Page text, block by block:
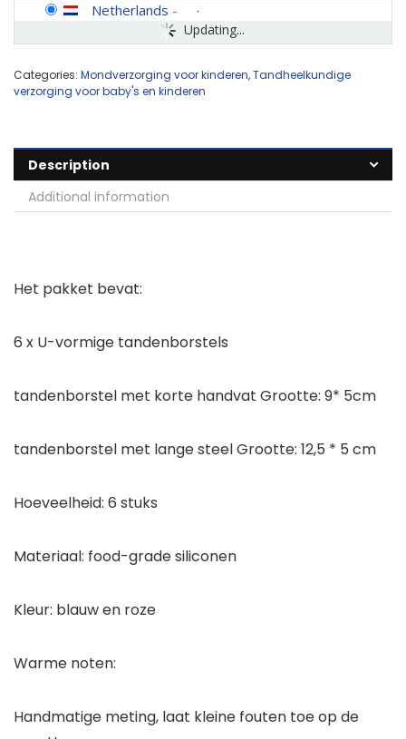
Updating...
Netherlands -
Categories: Mondverzorging voor kinderen,Tandheelkundige
verzorging voor baby's en kinderen
Description
Additional information
Het pakket bevat:
6 x U-vormige tandenborstels
tandenborstel met korte handvat Grootte: 9* 5cm
tandenborstel met lange steel Grootte: 12,5 * 5 cm
Hoeveelheid: 6 stuks
Materiaal: food-grade siliconen
Kleur: blauw en roze
Warme noten:
Handmatige meting, laat kleine fouten toe op de